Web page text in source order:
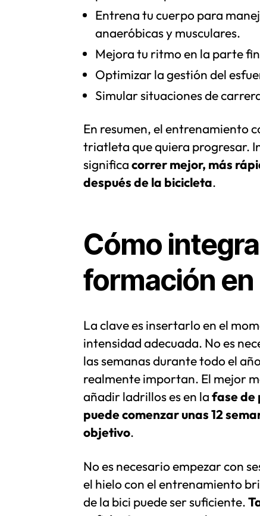
Entrena tu cuerpo para
anaeróbicas y musculares.
Mejora tu ritmo en la parte
Optimizar la gestión del
Simular situaciones de
En resumen, el entrenamiento
triatleta que quiera progresar.
significacorrer mejor, más
después de la bicicleta.
Cómo
formación
La clave es insertarlo en el
intensidad adecuada. No es
las semanas durante todo el
realmente importan. El mejor
añadir ladrillos es en lafase de
puede comenzar unas 12
objetivo.
No es necesario empezar con
el hielo con el entrenamiento
de la bici puede ser suficiente.